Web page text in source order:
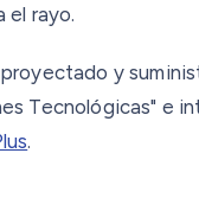
el rayo.
y
Tecnológicas" e
.